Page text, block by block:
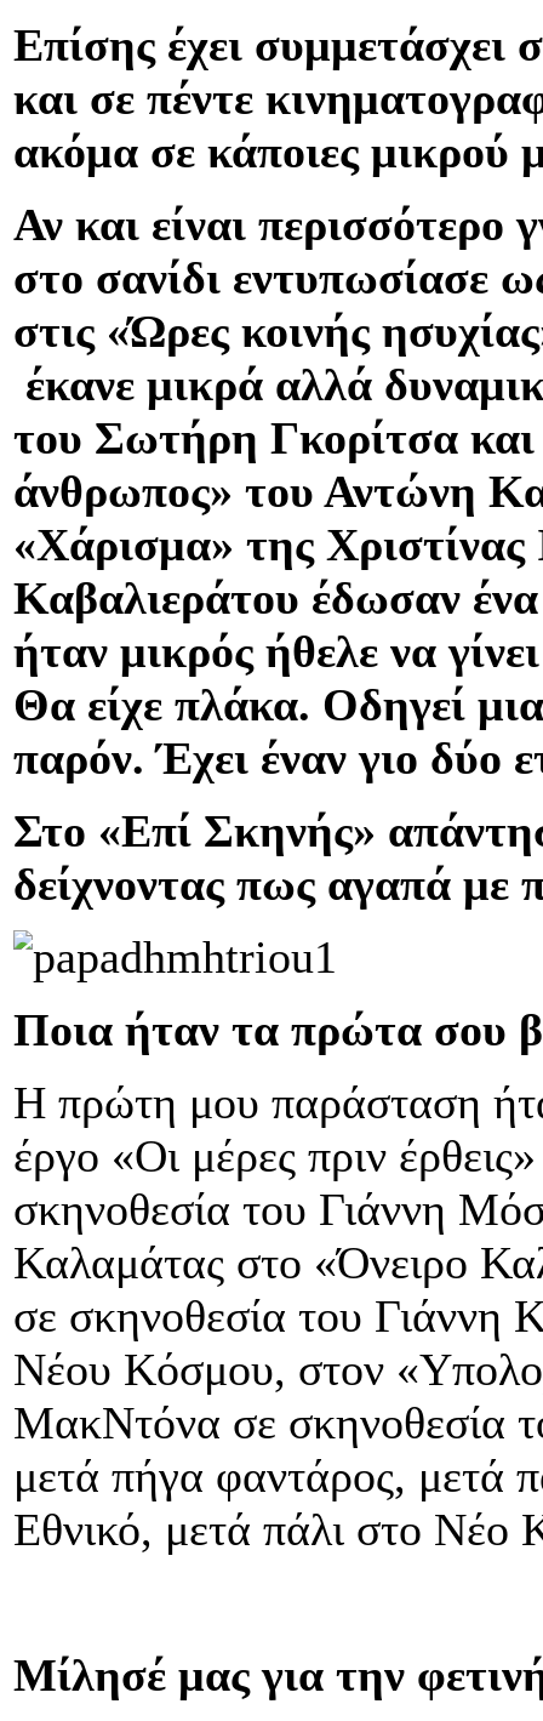
Επίσης έχει συμμετάσχει
και σε πέντε
ακόμα σε κάποιες μικρού
Αν και είναι περισσότερο
στο σανίδι εντυπωσίασε
στις «Ώρες κοινής
έκανε μικρά αλλά
του Σωτήρη Γκορίτσα και
άνθρωπος» του Αντώνη
«Χάρισμα» της
Καβαλιεράτου έδωσαν
ήταν μικρός ήθελε να
Θα είχε πλάκα. Οδηγεί
παρόν. Έχει έναν γιο δύο
Στο «Επί Σκηνής»
δείχνοντας πως αγαπά με
Ποια ήταν τα πρώτα σου
Η πρώτη μου παράσταση
έργο «Οι μέρες πριν
σκηνοθεσία του Γιάννη
Καλαμάτας στο «Όνειρο
σε σκηνοθεσία του Γιάννη
Νέου Κόσμου, στον
ΜακΝτόνα σε σκηνοθεσία
μετά πήγα φαντάρος, μετά
Εθνικό, μετά πάλι στο Νέο
Μίλησέ μας για την